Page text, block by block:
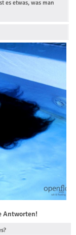
es etwas, was man
Antworten!